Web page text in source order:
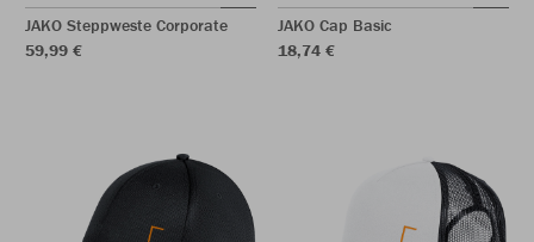
JAKO Steppweste Corporate
59,99 €
JAKO Cap Basic
18,74 €